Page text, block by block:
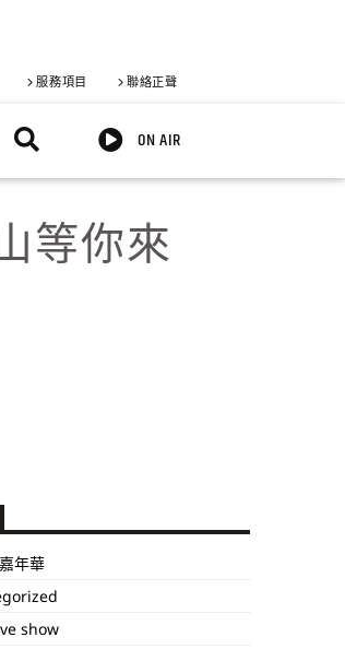
服務項目 聯絡正聲
ON AIR
等你來
年華
show